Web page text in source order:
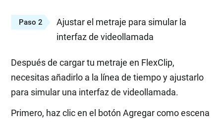
Paso 2
Ajustar el metraje para simular la
interfaz de videollamada
Después de cargar tu metraje en FlexClip,
necesitas añadirlo a la línea de tiempo y ajustarlo
para simular una interfaz de videollamada.
Primero, haz clic en el botón Agregar como escena